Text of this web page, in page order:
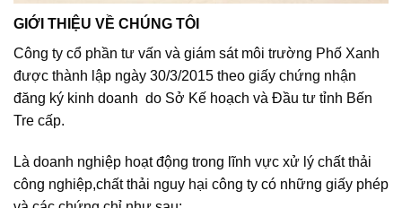
GIỚI THIỆU VỀ CHÚNG TÔI
Công ty cổ phần tư vấn và giám sát môi trường Phố Xanh
được thành lập ngày 30/3/2015 theo giấy chứng nhận
đăng ký kinh doanh do Sở Kế hoạch và Đầu tư tỉnh Bến
Tre cấp.
Là doanh nghiệp hoạt động trong lĩnh vực xử lý chất thải
công nghiệp,chất thải nguy hại công ty có những giấy phép